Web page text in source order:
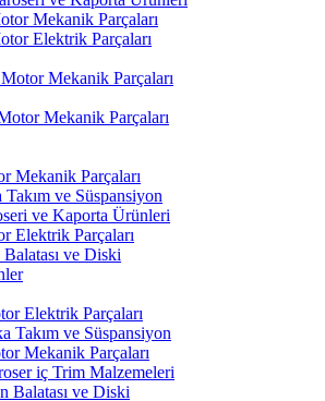
Mekanik Parçaları
Elektrik Parçaları
Mekanik Parçaları
Mekanik Parçaları
Mekanik Parçaları
ve Süspansiyon
ve Kaporta Ürünleri
Elektrik Parçaları
ve Diski
Elektrik Parçaları
Takım ve Süspansiyon
Mekanik Parçaları
iç Trim Malzemeleri
Balatası ve Diski